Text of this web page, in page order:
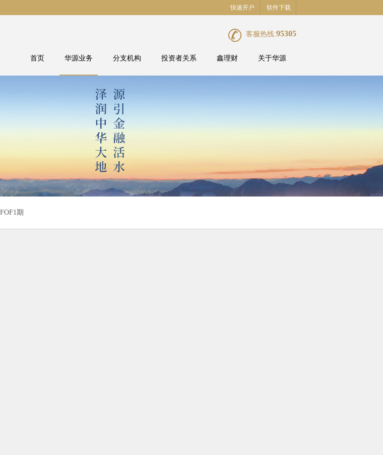
快速开户 软件下载
客服热线:95305
首页 华源业务 分支机构 投资者关系 鑫理财 关于华源
期